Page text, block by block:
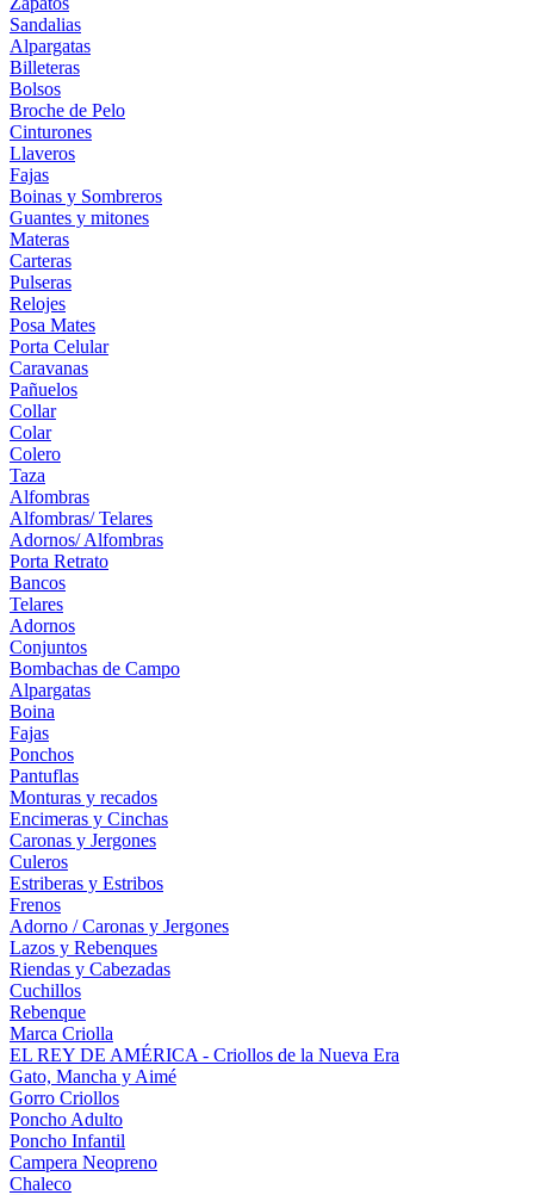
Sandalias
Alpargatas
Billeteras
Bolsos
Broche de Pelo
Cinturones
Llaveros
Fajas
Boinas y Sombreros
Guantes y mitones
Materas
Carteras
Pulseras
Relojes
Posa Mates
Porta Celular
Caravanas
Pañuelos
Collar
Colar
Colero
Taza
Alfombras
Alfombras/ Telares
Adornos/ Alfombras
Porta Retrato
Bancos
Telares
Adornos
Conjuntos
Bombachas de Campo
Alpargatas
Boina
Fajas
Ponchos
Pantuflas
Monturas y recados
Encimeras y Cinchas
Caronas y Jergones
Culeros
Estriberas y Estribos
Frenos
Adorno / Caronas y Jergones
Lazos y Rebenques
Riendas y Cabezadas
Cuchillos
Rebenque
Marca Criolla
EL REY DE AMÉRICA - Criollos de la Nueva Era
Gato, Mancha y Aimé
Gorro Criollos
Poncho Adulto
Poncho Infantil
Campera Neopreno
Chaleco